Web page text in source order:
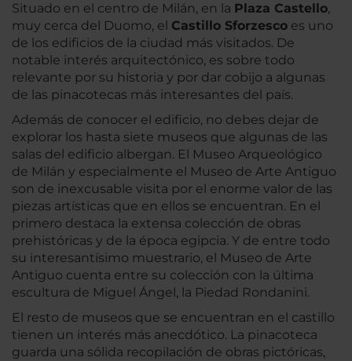
Situado en el centro de Milán, en la Plaza Castello,
muy cerca del Duomo, el Castillo Sforzesco es uno
de los edificios de la ciudad más visitados. De
notable interés arquitectónico, es sobre todo
relevante por su historia y por dar cobijo a algunas
de las pinacotecas más interesantes del país.
Además de conocer el edificio, no debes dejar de
explorar los hasta siete museos que algunas de las
salas del edificio albergan. El Museo Arqueológico
de Milán y especialmente el Museo de Arte Antiguo
son de inexcusable visita por el enorme valor de las
piezas artísticas que en ellos se encuentran. En el
primero destaca la extensa colección de obras
prehistóricas y de la época egipcia. Y de entre todo
su interesantísimo muestrario, el Museo de Arte
Antiguo cuenta entre su colección con la última
escultura de Miguel Ángel, la Piedad Rondanini.
El resto de museos que se encuentran en el castillo
tienen un interés más anecdótico. La pinacoteca
guarda una sólida recopilación de obras pictóricas,